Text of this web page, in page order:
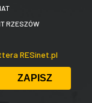
RZESZÓW
RESinet.pl